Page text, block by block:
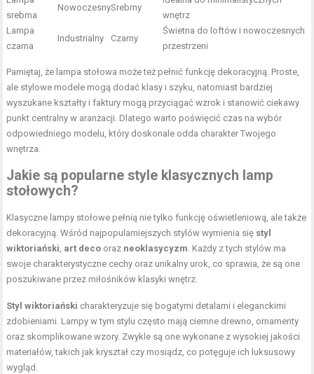
srebrna
NowoczesnySrebrny
wnętrz
Lampa
czarna
Industrialny Czarny
Świetna do loftów i nowoczesnych
przestrzeni
Pamiętaj, że lampa stołowa może też pełnić funkcję dekoracyjną. Proste,
ale stylowe modele mogą dodać klasy i szyku, natomiast bardziej
wyszukane kształty i faktury mogą przyciągać wzrok i stanowić ciekawy
punkt centralny w aranżacji. Dlatego warto poświęcić czas na wybór
odpowiedniego modelu, który doskonale odda charakter Twojego
wnętrza.
Jakie są popularne style klasycznych lamp
stołowych?
Klasyczne lampy stołowe pełnią nie tylko funkcję oświetleniową, ale także
dekoracyjną. Wśród najpopularniejszych stylów wymienia się styl
wiktoriański, art deco oraz neoklasycyzm. Każdy z tych stylów ma
swoje charakterystyczne cechy oraz unikalny urok, co sprawia, że są one
poszukiwane przez miłośników klasyki wnętrz.
Styl wiktoriański charakteryzuje się bogatymi detalami i eleganckimi
zdobieniami. Lampy w tym stylu często mają ciemne drewno, ornamenty
oraz skomplikowane wzory. Zwykle są one wykonane z wysokiej jakości
materiałów, takich jak kryształ czy mosiądz, co potęguje ich luksusowy
wygląd.